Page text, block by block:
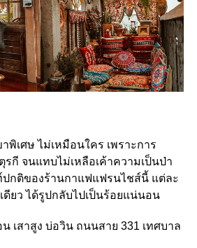
พิเศษ ไม่เหมือนใคร เพราะการ
กี จนแทบไม่เหลือเค้าความเป็นป่า
กติของร้านกาแฟแฟรนไชส์นี้ แต่ละ
ยว ได้รูปกลับไปเป็นร้อยแน่นอน
น เสาสูง บ่อวิน ถนนสาย 331 เทศบาล